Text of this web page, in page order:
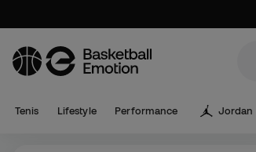
Tenis Lifestyle Performance Jordan